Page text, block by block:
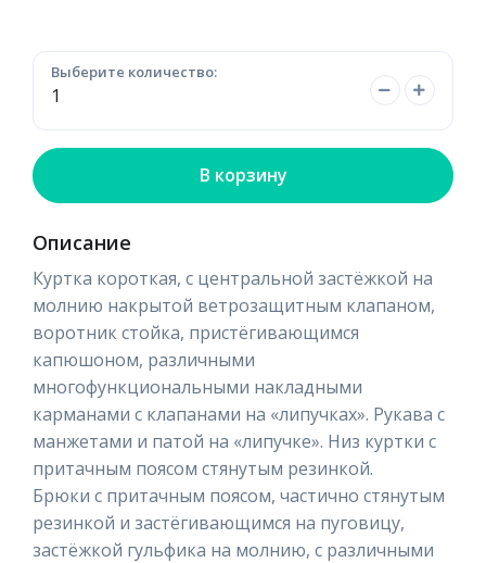
Выберите количество:
В корзину
Описание
Куртка короткая, с центральной застёжкой на
молнию накрытой ветрозащитным клапаном,
воротник стойка, пристёгивающимся
капюшоном, различными
многофункциональными накладными
карманами с клапанами на «липучках». Рукава с
манжетами и патой на «липучке». Низ куртки с
притачным поясом стянутым резинкой.
Брюки с притачным поясом, частично стянутым
резинкой и застёгивающимся на пуговицу,
застёжкой гульфика на молнию, с различными